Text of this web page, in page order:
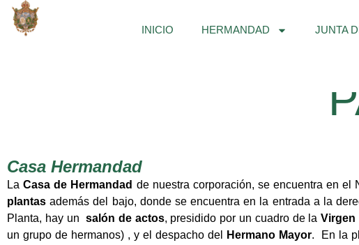
INICIO HERMANDAD JUNTA
Casa Hermandad
LaCasa de Hermandad de nuestra corporación, se encuentra en el
plantas además del bajo, donde se encuentra en la entrada a la
Planta, hay unsalón de actos, presidido por un cuadro de laVirgen
un grupo de hermanos) , y el despacho del
Hermano Mayor. En la